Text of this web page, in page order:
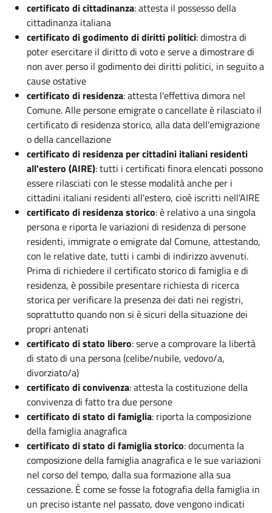
certificato di cittadinanza: attesta il possesso della
cittadinanza italiana
certificato di godimento di diritti politici: dimostra di
poter esercitare il diritto di voto e serve a dimostrare di
non aver perso il godimento dei diritti politici, in seguito a
cause ostative
certificato di residenza: attesta l'effettiva dimora nel
Comune. Alle persone emigrate o cancellate è rilasciato il
certificato di residenza storico, alla data dell'emigrazione
o della cancellazione
certificato di residenza per cittadini italiani residenti
all'estero (AIRE): tutti i certificati finora elencati possono
essere rilasciati con le stesse modalità anche per i
cittadini italiani residenti all'estero, cioè iscritti nell'AIRE
certificato di residenza storico: è relativo a una singola
persona e riporta le variazioni di residenza di persone
residenti, immigrate o emigrate dal Comune, attestando,
con le relative date, tutti i cambi di indirizzo avvenuti.
Prima di richiedere il certificato storico di famiglia e di
residenza, è possibile presentare richiesta di ricerca
storica per verificare la presenza dei dati nei registri,
soprattutto quando non si è sicuri della situazione dei
propri antenati
certificato di stato libero: serve a comprovare la libertà
di stato di una persona (celibe/nubile, vedovo/a,
divorziato/a)
certificato di convivenza: attesta la costituzione della
convivenza di fatto tra due persone
certificato di stato di famiglia: riporta la composizione
della famiglia anagrafica
certificato di stato di famiglia storico: documenta la
composizione della famiglia anagrafica e le sue variazioni
nel corso del tempo, dalla sua formazione alla sua
cessazione. È come se fosse la fotografia della famiglia in
un preciso istante nel passato, dove vengono indicati